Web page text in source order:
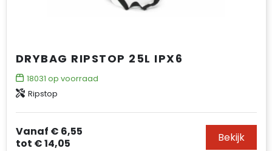
DRYBAG RIPSTOP 25L IPX6
18031 op voorraad
Ripstop
Vanaf € 6,55
tot € 14,05 Bekijk